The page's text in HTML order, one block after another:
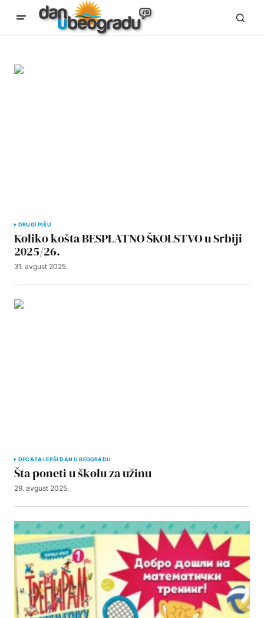
DRUGI PIŠU
Koliko košta BESPLATNO ŠKOLSTVO u Srbiji
2025/26.
31. avgust 2025.
DECAZA LEPŠI DAN U BEOGRADU
Šta poneti u školu za užinu
29. avgust 2025.